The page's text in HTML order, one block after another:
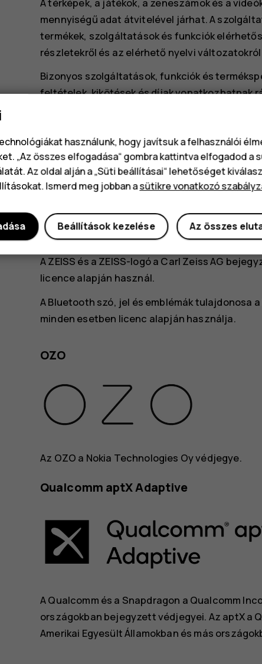
mennyiségű adat átvitelével járhat. A
termékek, szolgáltatások és funkciók
részletekről és az elérhető nyelvi
Bizonyos szolgáltatások, funkciók és
feltételek, kikötések és díjak vonatkozhatnak
A specifikációk, funkciók és egyéb
A készülék Ön általi használatára a HMD Global
Adatvédelmi irányelve alkalmazandó.
A HMD Global Oy a Nokia márkájú telefonok
Nokia Corporation bejegyzett védjegye.
Az Android, a Google és az egyéb kapcsolódó
A ZEISS és a ZEISS-logó a Carl Zeiss AG
licence alapján használ.
A Bluetooth szó, jel és emblémák tulajdonosa
minden esetben licenc alapján használja.
OZO
Az OZO a Nokia Technologies Oy védjegye.
Qualcomm aptX Adaptive
A Qualcomm és a Snapdragon a Qualcomm
országokban bejegyzett védjegyei. Az aptX a
Amerikai Egyesült Államokban és más
használunk, hogy javítsuk a felhasználói
„Az összes elfogadása“ gombra kattintva elfogadod a
Az oldal alján a „Süti beállításai“ lehetőséget
Ismerd meg jobban asütikre vonatkozó
Az összes
Beállítások kezelése